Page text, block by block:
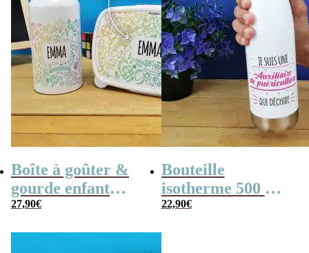
Boîte à goûter &
gourde enfant
personnalisées –
27,90€
Bouteille
isotherme 500 ml
“Je suis une
22,90€